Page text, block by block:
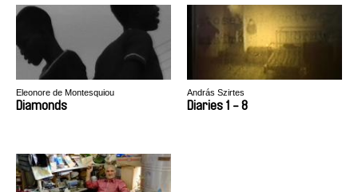
Eleonore de Montesquiou
Diamonds
András Szirtes
Diaries 1 - 8